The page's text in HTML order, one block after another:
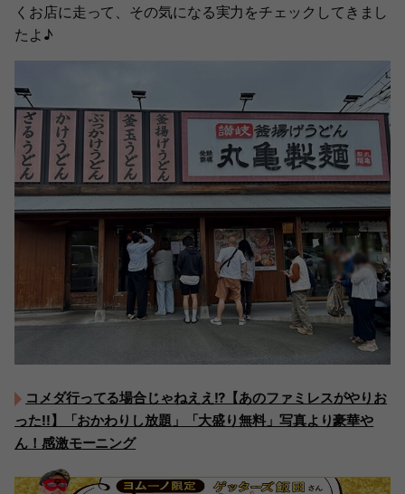
くお店に走って、その気になる実力をチェックしてきまし
たよ♪
コメダ行ってる場合じゃねええ!?【あのファミレスがやりお
った!!】「おかわりし放題」「大盛り無料」写真より豪華や
ん！感激モーニング